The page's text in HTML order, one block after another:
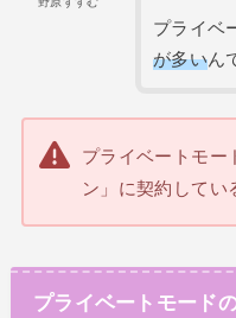
プライベ
が多いん
プライベートモー
ン」に契約してい
プライベートモード